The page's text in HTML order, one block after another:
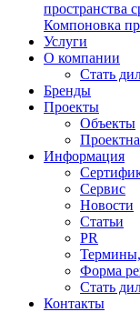
пространства
Компоновка
Услуги
О компании
Стать
Бренды
Проекты
Объекты
Информация
Сервис
Новости
Статьи
PR
Термины,
Форма
Стать
Контакты